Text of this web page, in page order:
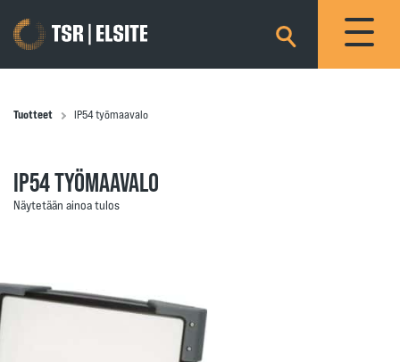
×
Tuotteet IP54 työmaavalo
IP54 TYÖMAAVALO
Näytetään ainoa tulos